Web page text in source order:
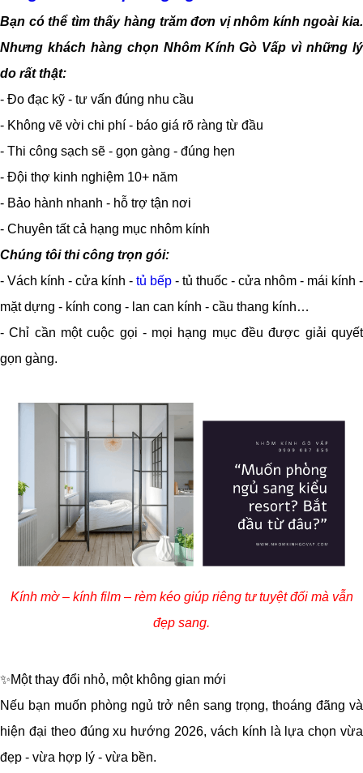
Bạn có thể tìm thấy hàng trăm đơn vị nhôm kính ngoài kia.
Nhưng khách hàng chọn Nhôm Kính Gò Vấp vì những lý
do rất thật:
- Đo đạc kỹ - tư vấn đúng nhu cầu
- Không vẽ vời chi phí - báo giá rõ ràng từ đầu
- Thi công sạch sẽ - gọn gàng - đúng hẹn
- Đội thợ kinh nghiệm 10+ năm
- Bảo hành nhanh - hỗ trợ tận nơi
- Chuyên tất cả hạng mục nhôm kính
Chúng tôi thi công trọn gói:
- Vách kính - cửa kính - tủ bếp - tủ thuốc - cửa nhôm - mái kính -
mặt dựng - kính cong - lan can kính - cầu thang kính…
- Chỉ cần một cuộc gọi - mọi hạng mục đều được giải quyết
gọn gàng.
Kính mờ – kính film – rèm kéo giúp riêng tư tuyệt đối mà vẫn
đẹp sang.
✨Một thay đổi nhỏ, một không gian mới
Nếu bạn muốn phòng ngủ trở nên sang trọng, thoáng đãng và
hiện đại theo đúng xu hướng 2026, vách kính là lựa chọn vừa
đẹp - vừa hợp lý - vừa bền.